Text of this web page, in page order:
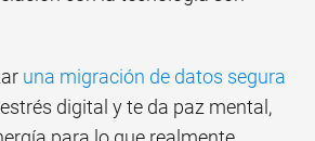
una migración de datos segura
digital y te da paz mental,